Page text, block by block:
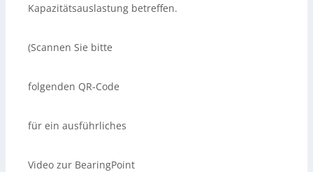
Kapazitätsauslastung betreffen.
(Scannen Sie bitte
folgenden QR-Code
für ein ausführliches
Video zur BearingPoint